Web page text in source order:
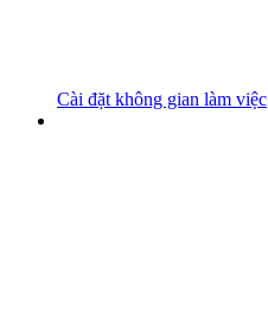
Cài đặt không gian làm việc